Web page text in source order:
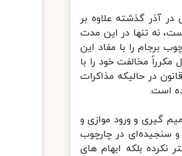
آذر گذشته علاوه بر
نه تنها در این مدت
برجام را با مفاد این
مخالفت خود را با
در حالیکه مذاکرات
است.
گیری و ورود موازی و
در چارچوب
بلکه ابهام های